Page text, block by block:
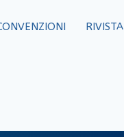
RIVISTA